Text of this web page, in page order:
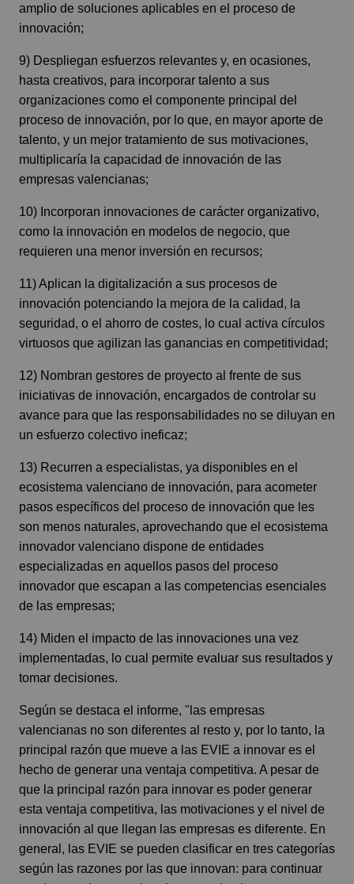
amplio de soluciones aplicables en el proceso de
innovación;
9) Despliegan esfuerzos relevantes y, en ocasiones,
hasta creativos, para incorporar talento a sus
organizaciones como el componente principal del
proceso de innovación, por lo que, en mayor aporte de
talento, y un mejor tratamiento de sus motivaciones,
multiplicaría la capacidad de innovación de las
empresas valencianas;
10) Incorporan innovaciones de carácter organizativo,
como la innovación en modelos de negocio, que
requieren una menor inversión en recursos;
11) Aplican la digitalización a sus procesos de
innovación potenciando la mejora de la calidad, la
seguridad, o el ahorro de costes, lo cual activa círculos
virtuosos que agilizan las ganancias en competitividad;
12) Nombran gestores de proyecto al frente de sus
iniciativas de innovación, encargados de controlar su
avance para que las responsabilidades no se diluyan en
un esfuerzo colectivo ineficaz;
13) Recurren a especialistas, ya disponibles en el
ecosistema valenciano de innovación, para acometer
pasos específicos del proceso de innovación que les
son menos naturales, aprovechando que el ecosistema
innovador valenciano dispone de entidades
especializadas en aquellos pasos del proceso
innovador que escapan a las competencias esenciales
de las empresas;
14) Miden el impacto de las innovaciones una vez
implementadas, lo cual permite evaluar sus resultados y
tomar decisiones.
Según se destaca el informe, "las empresas
valencianas no son diferentes al resto y, por lo tanto, la
principal razón que mueve a las EVIE a innovar es el
hecho de generar una ventaja competitiva. A pesar de
que la principal razón para innovar es poder generar
esta ventaja competitiva, las motivaciones y el nivel de
innovación al que llegan las empresas es diferente. En
general, las EVIE se pueden clasificar en tres categorías
según las razones por las que innovan: para continuar